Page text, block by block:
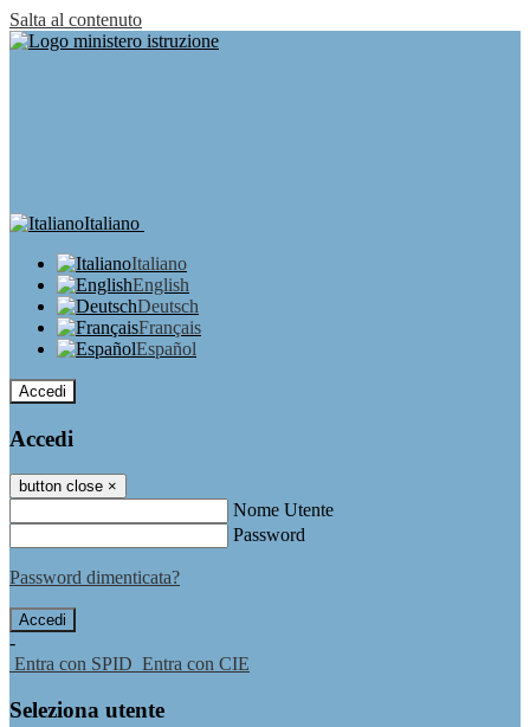
Salta al contenuto
Italiano
Italiano
English
Deutsch
Français
Español
Accedi
Accedi
button close ×
Nome Utente
Password
Password dimenticata?
-
Entra con SPID Entra con CIE
Seleziona utente